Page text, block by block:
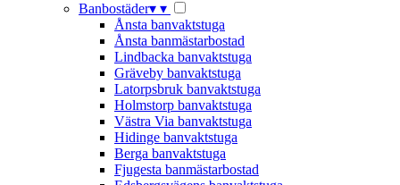
Banbostäder▾ ▾
Ånsta banvaktstuga
Ånsta banmästarbostad
Lindbacka banvaktstuga
Gräveby banvaktstuga
Latorpsbruk banvaktstuga
Holmstorp banvaktstuga
Västra Via banvaktstuga
Hidinge banvaktstuga
Berga banvaktstuga
Fjugesta banmästarbostad